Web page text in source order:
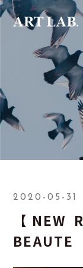
2020-05-31
【NEW
BEAUTE